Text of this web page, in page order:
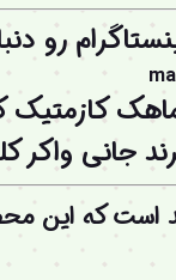
رو
کازمتیک
جانی واکر
است که این